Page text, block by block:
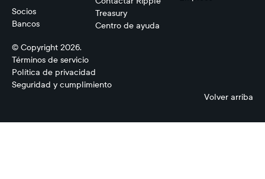
Socios
Bancos
Treasury
Centro de ayuda
© Copyright 2026.
Términos de servicio
Política de privacidad
Seguridad y cumplimiento
Volver arriba